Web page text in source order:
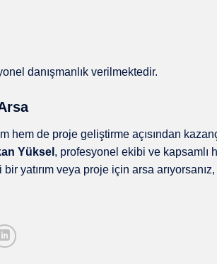
danışmanlık verilmektedir.
hem de proje geliştirme açısından
Yüksel , profesyonel ekibi ve kapsamlı
yatırım veya proje için arsa arıyorsanız,